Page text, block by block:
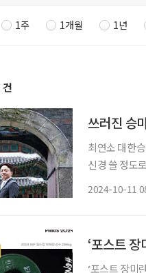
1주 1개월 1년
건
쓰러진 승
최연소 대한
신경 쓸 정도
2024-10-11
‘포스트
‘포스트 장미